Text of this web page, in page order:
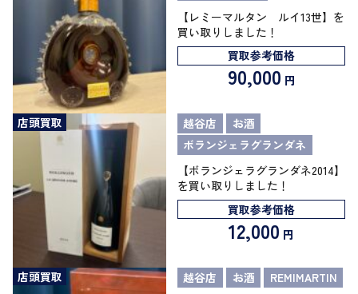
【レミーマルタン ルイ13世】を
買い取りしました！
買取参考価格
90,000 円
店頭買取 越谷店
お酒
ボランジェラグランダネ
【ボランジェラグランダネ2014】
を買い取りしました！
買取参考価格
12,000 円
店頭買取 越谷店 お酒
REMIMARTIN